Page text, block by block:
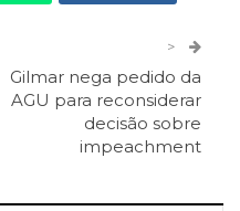
Telegram
O email
>
Gilmar nega pedido da
AGU para reconsiderar
decisão sobre
impeachment